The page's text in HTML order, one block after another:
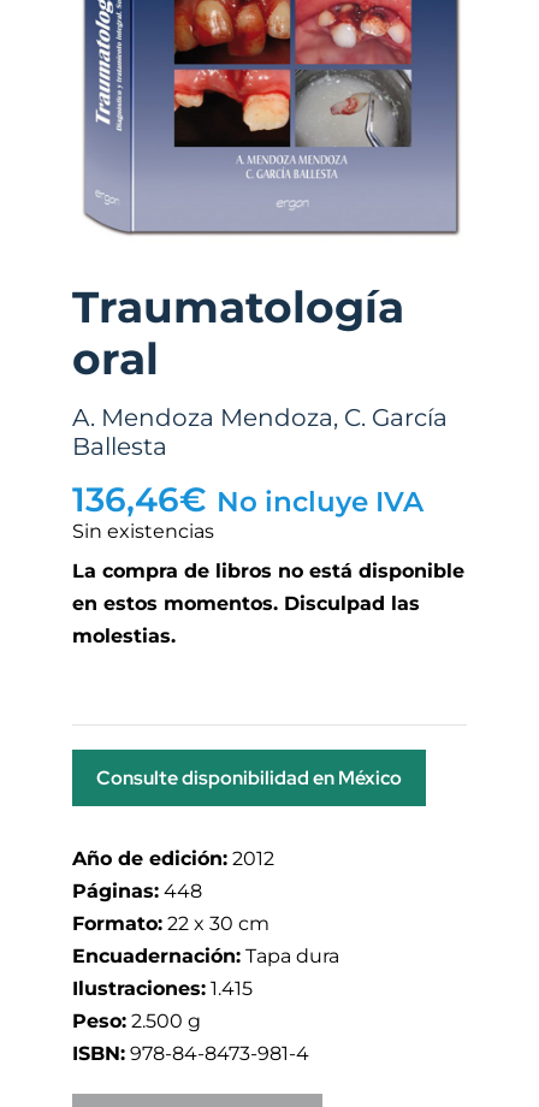
Traumatología
oral
A. Mendoza Mendoza, C. García
Ballesta
136,46€ No incluye IVA
Sin existencias
La compra de libros no está disponible
en estos momentos. Disculpad las
molestias.
Consulte disponibilidad en México
Año de edición: 2012
Páginas: 448
Formato: 22 x 30 cm
Encuadernación: Tapa dura
Ilustraciones: 1.415
Peso: 2.500 g
ISBN: 978-84-8473-981-4